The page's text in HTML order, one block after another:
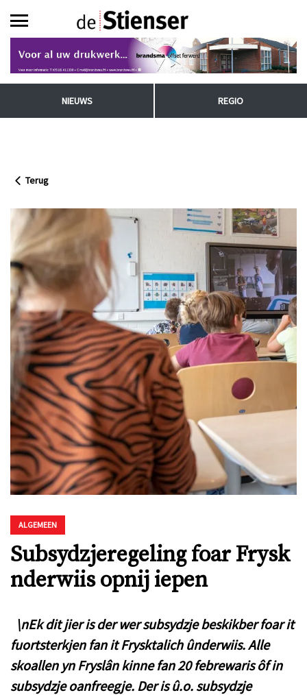
NIEUWS REGIO
Terug
ALGEMEEN
Subsydzjeregeling foar Frysk
nderwiis opnij iepen
\nEk dit jier is der wer subsydzje beskikber foar it
fuortsterkjen fan it Frysktalich ûnderwiis. Alle
skoallen yn Fryslân kinne fan 20 febrewaris ôf in
subsydzje oanfreegje. Der is û.o. subsydzje